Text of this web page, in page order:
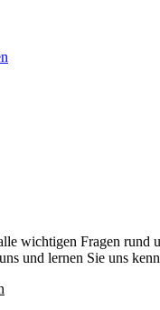
wichtigen Fragen rund
und lernen Sie uns